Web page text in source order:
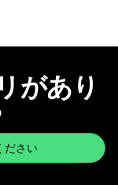
があり
ださい